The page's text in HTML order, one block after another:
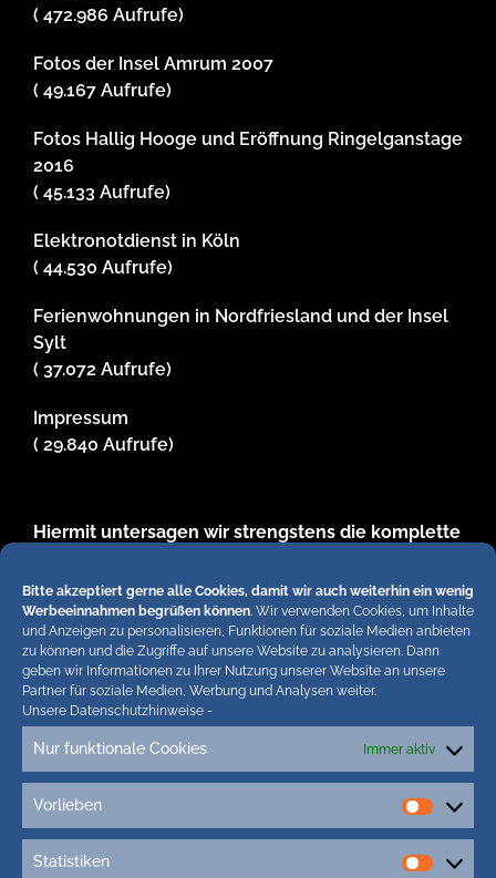
Bitte akzeptiert gerne alle Cookies, damit wir auch weiterhin ein wenig
Werbeeinnahmen begrüßen können. Wir verwenden Cookies, um Inhalte
und Anzeigen zu personalisieren, Funktionen für soziale Medien anbieten
zu können und die Zugriffe auf unsere Website zu analysieren. Dann
geben wir Informationen zu Ihrer Nutzung unserer Website an unsere
Partner für soziale Medien, Werbung und Analysen weiter.
Unsere Datenschutzhinweise -
Nur funktionale Cookies Immer aktiv
Vorlieben
Statistiken
( 472.986 Aufrufe)
Fotos der Insel Amrum 2007
( 49.167 Aufrufe)
Fotos Hallig Hooge und Eröffnung Ringelganstage
2016
( 45.133 Aufrufe)
Elektronotdienst in Köln
( 44.530 Aufrufe)
Ferienwohnungen in Nordfriesland und der Insel
Sylt
( 37.072 Aufrufe)
Impressum
( 29.840 Aufrufe)
Hiermit untersagen wir strengstens die komplette
Online-Angeboten. Erlaubt sind lediglich
abgekürzte Teaser bis ca. 200 Zeichen plus Link
zum ganzen Artikel in unseren Blogs. Wir
behalten uns bei Verstössen rechtliche Schritte
vor. Die Redaktion!